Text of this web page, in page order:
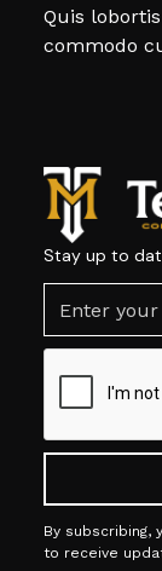
Quis
commodo
Stay up to
By subscribing,
to receive